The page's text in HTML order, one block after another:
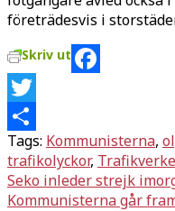
företrädesvis i
Skriv ut
Facebook
Twitter
Dela
Tags: Kommunisterna,
trafikolyckor,
Seko inleder strejk
Kommunisterna går